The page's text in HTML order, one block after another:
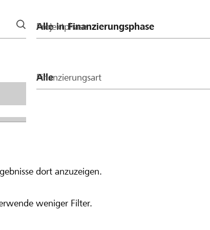
Projektphase
Finanzierungsart
dort anzuzeigen.
weniger Filter.